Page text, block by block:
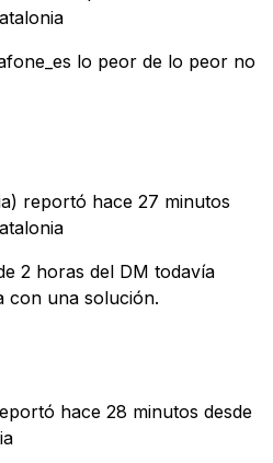
lo peor de lo peor no
reportó hace 27 minutos
2 horas del DM todavía
con una solución.
hace 28 minutos desde